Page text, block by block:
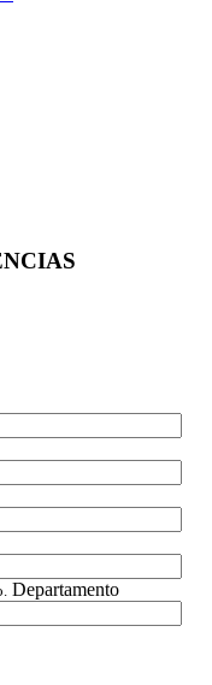
Departamento